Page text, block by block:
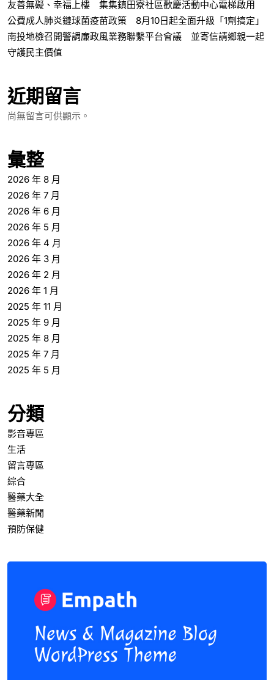
友善無礙、幸福上樓 集集鎮田寮社區歡慶活動中心電梯啟用
公費成人肺炎鏈球菌疫苗政策 8月10日起全面升級「1劑搞定」
南投地檢召開警調廉政風業務聯繫平台會議 並寄信請鄉親一起
守護民主價值
近期留言
尚無留言可供顯示。
彙整
2026 年 8 月
2026 年 7 月
2026 年 6 月
2026 年 5 月
2026 年 4 月
2026 年 3 月
2026 年 2 月
2026 年 1 月
2025 年 11 月
2025 年 9 月
2025 年 8 月
2025 年 7 月
2025 年 5 月
分類
影音專區
生活
留言專區
綜合
醫藥大全
醫藥新聞
預防保健